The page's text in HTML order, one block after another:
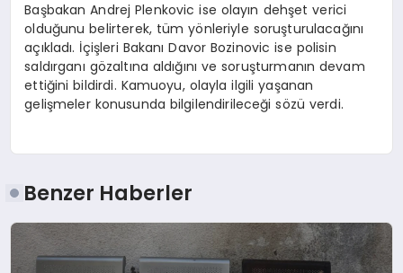
Başbakan Andrej Plenkovic ise olayın dehşet verici
olduğunu belirterek, tüm yönleriyle soruşturulacağını
açıkladı. İçişleri Bakanı Davor Bozinovic ise polisin
saldırganı gözaltına aldığını ve soruşturmanın devam
ettiğini bildirdi. Kamuoyu, olayla ilgili yaşanan
gelişmeler konusunda bilgilendirileceği sözü verdi.
Benzer Haberler